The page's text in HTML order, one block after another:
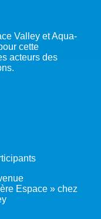
Valley et Aqua-
cette
acteurs des
Espace » chez